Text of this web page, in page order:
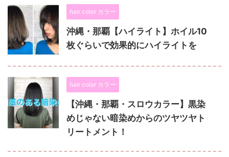
hair color カラー
沖縄・那覇【ハイライト】ホイル10
枚ぐらいで効果的にハイライトを
hair color カラー
【沖縄・那覇・スロウカラー】黒染
めじゃない暗染めからのツヤツヤト
リートメント！